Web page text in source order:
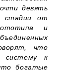
девять
стадии от
и
что
систему к
богатые